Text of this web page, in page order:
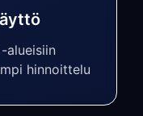
alueisiin
hinnoittelu